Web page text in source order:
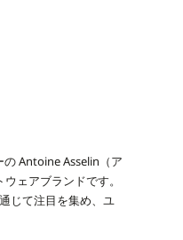
Antoine Asselin（ア
ェアブランドです。
じて注目を集め、ユ